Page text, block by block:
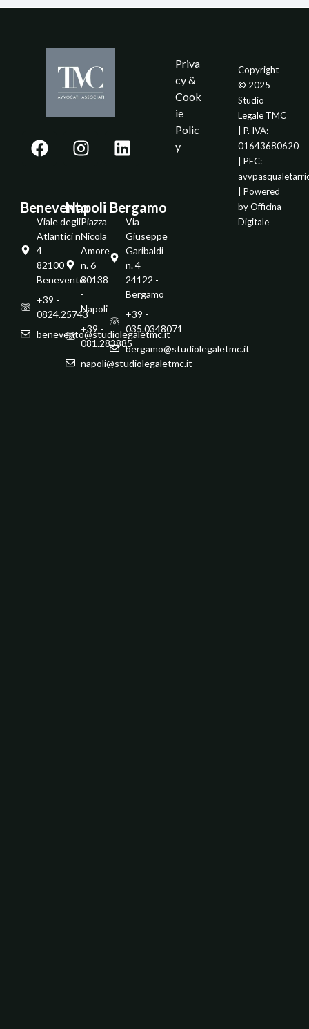
Benevento
Viale degli
Atlantici n.
4
82100 -
Benevento
+39 -
0824.25743
benevento@studiolegaletmc.it
Napoli
Piazza
Nicola
Amore
n. 6
80138
-
Napoli
+39 -
081.283885
napoli@studiolegaletmc.it
Bergamo
Via
Giuseppe
Garibaldi
n. 4
24122 -
Bergamo
+39 -
035.0348071
bergamo@studiolegaletmc.it
Priva
cy &
Cook
ie
Polic
y
Copyright
© 2025
Studio
Legale TMC
| P. IVA:
01643680620
| PEC:
| Powered
byOfficina
Digitale